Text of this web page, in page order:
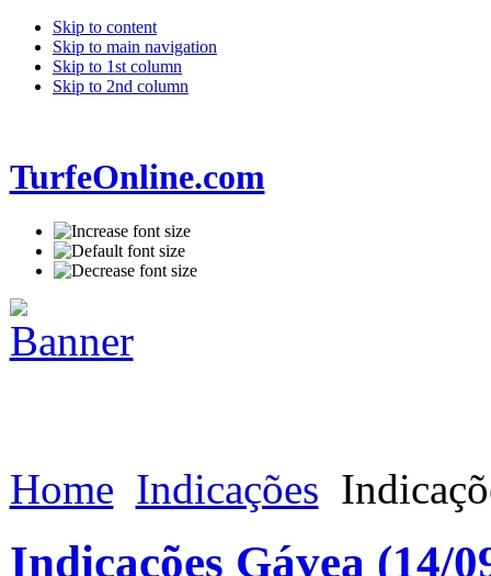
Skip to content
Skip to main navigation
Skip to 1st column
Skip to 2nd column
TurfeOnline.com
Home Indicações
Indicações Gávea (14/